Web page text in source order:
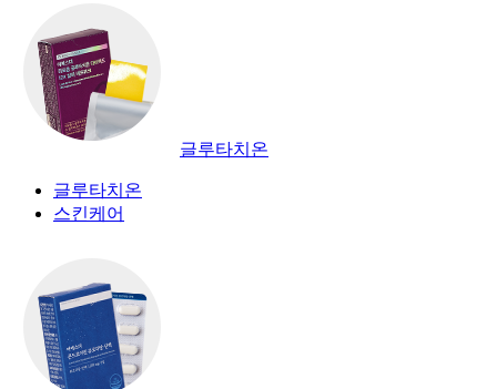
글루타치온
글루타치온
스킨케어